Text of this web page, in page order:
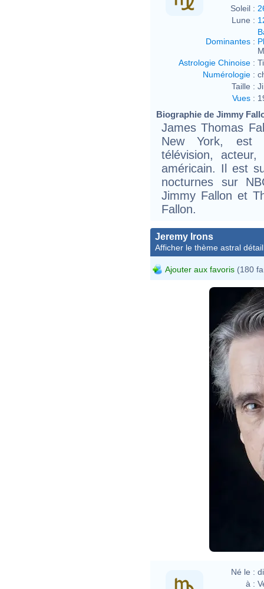
Soleil :
Lune :
Dominantes :
Astrologie Chinoise :
Numérologie :
Taille :
Vues :
Biographie de Jimmy
James Thomas
New York, est
télévision,
américain. Il est
nocturnes sur
Jimmy Fallon et
Fallon.
Jeremy Irons
Afficher le thème astral
Ajouter aux favoris (180
Né le :
à :